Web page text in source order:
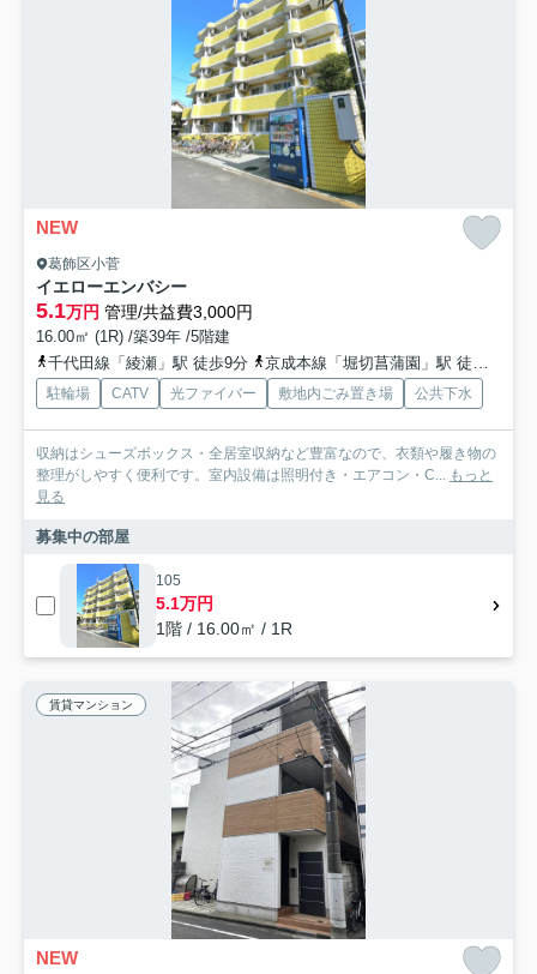
NEW
葛飾区小菅
イエローエンバシー
5.1万円 管理/共益費3,000円
16.00㎡ (1R) /築39年 /5階建
千代田線「綾瀬」駅 徒歩9分
京成本線「堀切菖蒲園」駅 徒歩13分
駐輪場 CATV 光ファイバー 敷地内ごみ置き場 公共下水
収納はシューズボックス・全居室収納など豊富なので、衣類や履き物の
整理がしやすく便利です。室内設備は照明付き・エアコン・C... もっと
見る
募集中の部屋
105
5.1万円
1階 / 16.00㎡ / 1R
賃貸マンション
NEW